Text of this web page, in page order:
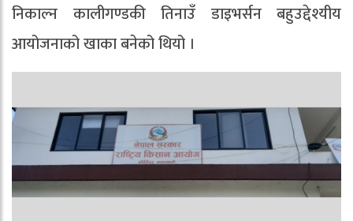
निकाल्न कालीगण्डकी तिनाउँ डाइभर्सन बहुउद्देश्यीय
आयोजनाको खाका बनेको थियो ।